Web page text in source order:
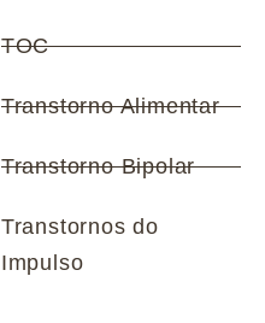
TOC
Transtorno Alimentar
Transtorno Bipolar
Transtornos do
Impulso